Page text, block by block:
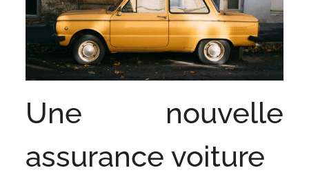
Une nouvelle
assurance voiture